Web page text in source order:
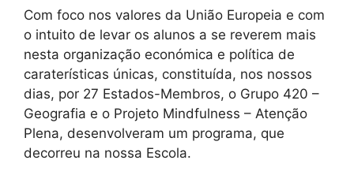
Com foco nos valores da União Europeia e com
o intuito de levar os alunos a se reverem mais
nesta organização económica e política de
caraterísticas únicas, constituída, nos nossos
dias, por 27 Estados-Membros, o Grupo 420 –
Geografia e o Projeto Mindfulness – Atenção
Plena, desenvolveram um programa, que
decorreu na nossa Escola.